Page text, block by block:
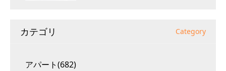
カテゴリ Category
アパート(682)